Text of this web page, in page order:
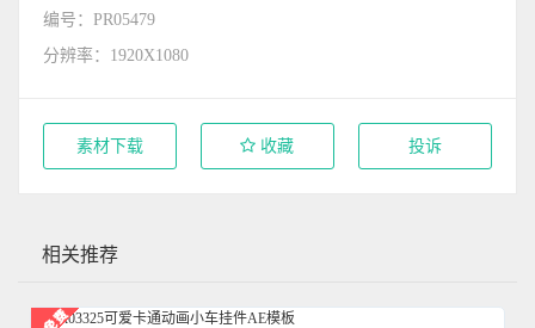
编号：PR05479
分辨率：1920X1080
素材下载 收藏 投诉
相关推荐